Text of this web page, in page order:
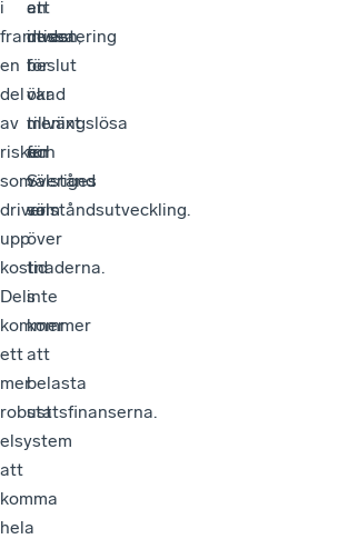
i
framtiden,
en
del
av
risken
som
driver
upp
kostnaderna.
Dels
kommer
ett
mer
robust
elsystem
att
komma
hela
att
dessa
beslut
var
meningslösa
för
Sveriges
välståndsutveckling.
en
investering
för
ökad
tillväxt
och
välstånd
som
över
tid
inte
kommer
att
belasta
statsfinanserna.